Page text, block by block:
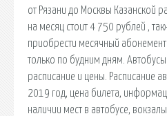
от Рязани до Москвы Казанской
на месяц стоит 4 750 рублей ,
приобрести месячный абонемент
только по будним дням.
расписание и цены. Расписание
2019 год, цена билета,
наличии мест в автобусе,